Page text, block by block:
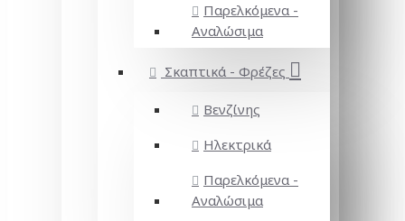
Παρελκόμενα -
Αναλώσιμα
Σκαπτικά - Φρέζες
Βενζίνης
Ηλεκτρικά
Παρελκόμενα -
Αναλώσιμα